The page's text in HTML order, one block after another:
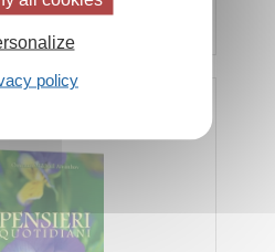
5.00CHF Aggiungere
policy